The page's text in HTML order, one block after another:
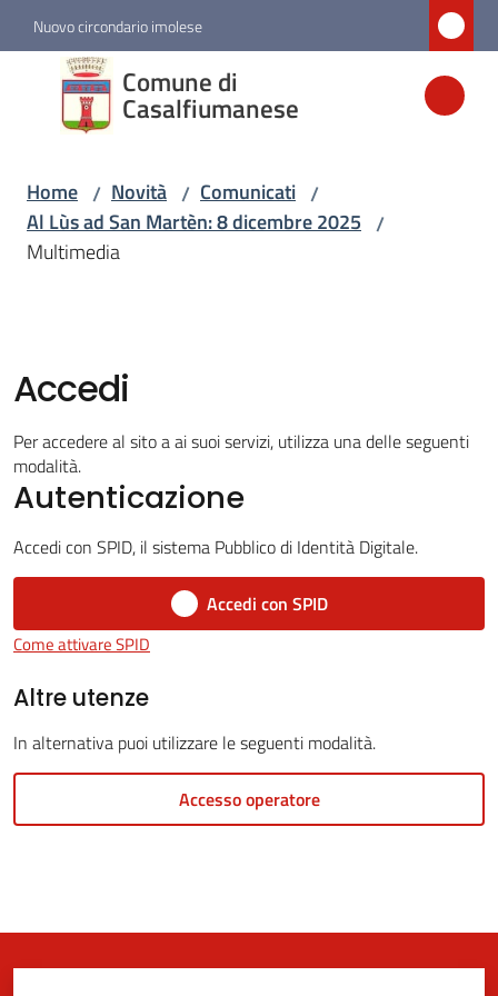
Vai al contenuto
Vai alla navigazione
Vai al footer
Nuovo circondario imolese
Comune di
Casalfiumanese
Comune di
Casalfiumanese
Amministrazione
Casalfiumanese
on-
gli
Home / Novità / Comunicati /
Al Lùs ad San Martèn: 8 dicembre 2025 /
Multimedia
Accedi
Per accedere al sito a ai suoi servizi, utilizza una delle seguenti
modalità.
Autenticazione
Accedi con SPID, il sistema Pubblico di Identità Digitale.
Accedi con SPID
Come attivare SPID
Altre utenze
In alternativa puoi utilizzare le seguenti modalità.
Accesso operatore